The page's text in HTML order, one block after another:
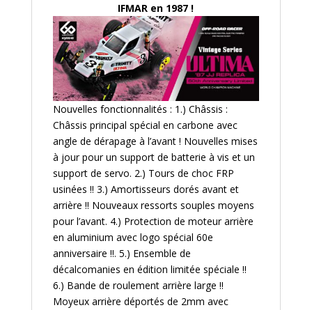
IFMAR en 1987 !
Nouvelles fonctionnalités : 1.) Châssis :
Châssis principal spécial en carbone avec
angle de dérapage à l’avant ! Nouvelles mises
à jour pour un support de batterie à vis et un
support de servo. 2.) Tours de choc FRP
usinées !! 3.) Amortisseurs dorés avant et
arrière !! Nouveaux ressorts souples moyens
pour l’avant. 4.) Protection de moteur arrière
en aluminium avec logo spécial 60e
anniversaire !!. 5.) Ensemble de
décalcomanies en édition limitée spéciale !!
6.) Bande de roulement arrière large !!
Moyeux arrière déportés de 2mm avec